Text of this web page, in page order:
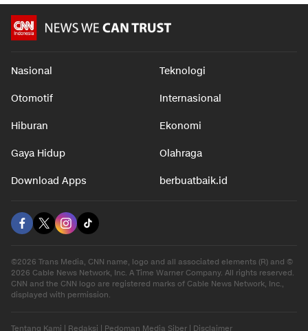
Nasional Teknologi
Otomotif Internasional
Hiburan Ekonomi
Gaya Hidup Olahraga
Download Apps berbuatbaik.id
©2026 Trans Media, CNN name, logo and all associated elements (R) and ©
2026 Cable News Network, Inc. A Time Warner Company. All rights reserved.
CNN and the CNN logo are registered marks of Cable News Network, Inc.,
displayed with permission.
Tentang Kami Redaksi Pedoman Media Siber Disclaimer